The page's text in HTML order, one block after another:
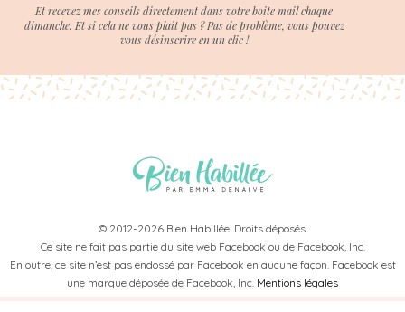
Et recevez mes conseils directement dans votre boite mail chaque
dimanche. Et si cela ne vous plait pas ? Pas de problème, vous pouvez
vous désinscrire en un clic !
© 2012-2026 Bien Habillée. Droits déposés.
Ce site ne fait pas partie du site web Facebook ou de Facebook, Inc.
En outre, ce site n’est pas endossé par Facebook en aucune façon. Facebook est
une marque déposée de Facebook, Inc. Mentions légales